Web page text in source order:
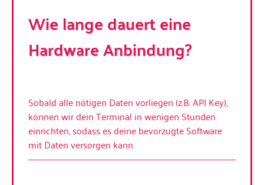
Wie lange dauert eine
Hardware Anbindung?
Sobald alle nötigen Daten vorliegen (z.B. API Key),
können wir dein Terminal in wenigen Stunden
einrichten, sodass es deine bevorzugte Software
mit Daten versorgen kann.